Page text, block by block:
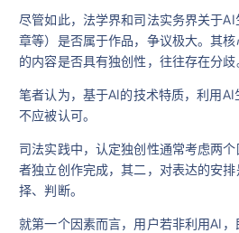
尽管如此，法学界和司法实务界关于
章等）是否属于作品，争议极大。其
的内容是否具有独创性，往往存在分歧
笔者认为，基于AI的技术特质，利用
不应被认可。
司法实践中，认定独创性通常考虑两
者独立创作完成，其二，对表达的安
择、判断。
就第一个因素而言，用户若非利用AI